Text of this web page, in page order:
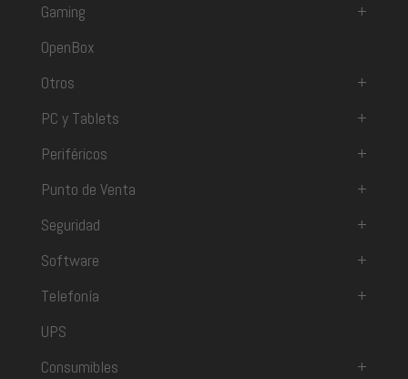
Gaming
+
OpenBox
Otros
+
PC y Tablets
+
Periféricos
+
Punto de Venta
+
Seguridad
+
Software
+
Telefonía
+
UPS
Consumibles
+